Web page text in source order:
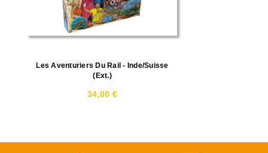
Les Aventuriers Du Rail - Inde/Suisse
(Ext.)
34,00 €